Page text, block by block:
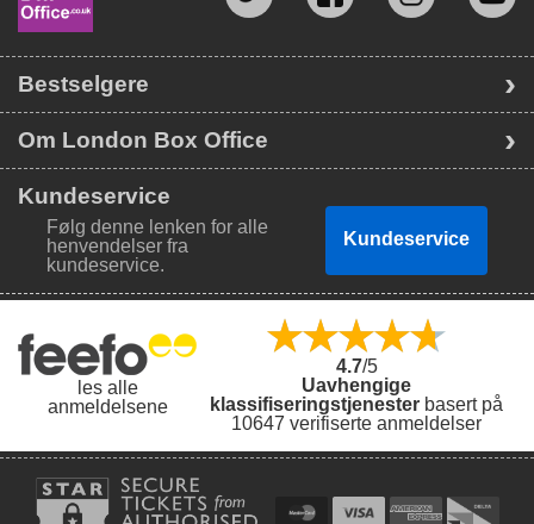
Bestselgere
Om London Box Office
Kundeservice
Følg denne lenken for alle
henvendelser fra
kundeservice.
Kundeservice
les alle
anmeldelsene
4.7/5
Uavhengige
klassifiseringstjenester basert på
10647 verifiserte anmeldelser